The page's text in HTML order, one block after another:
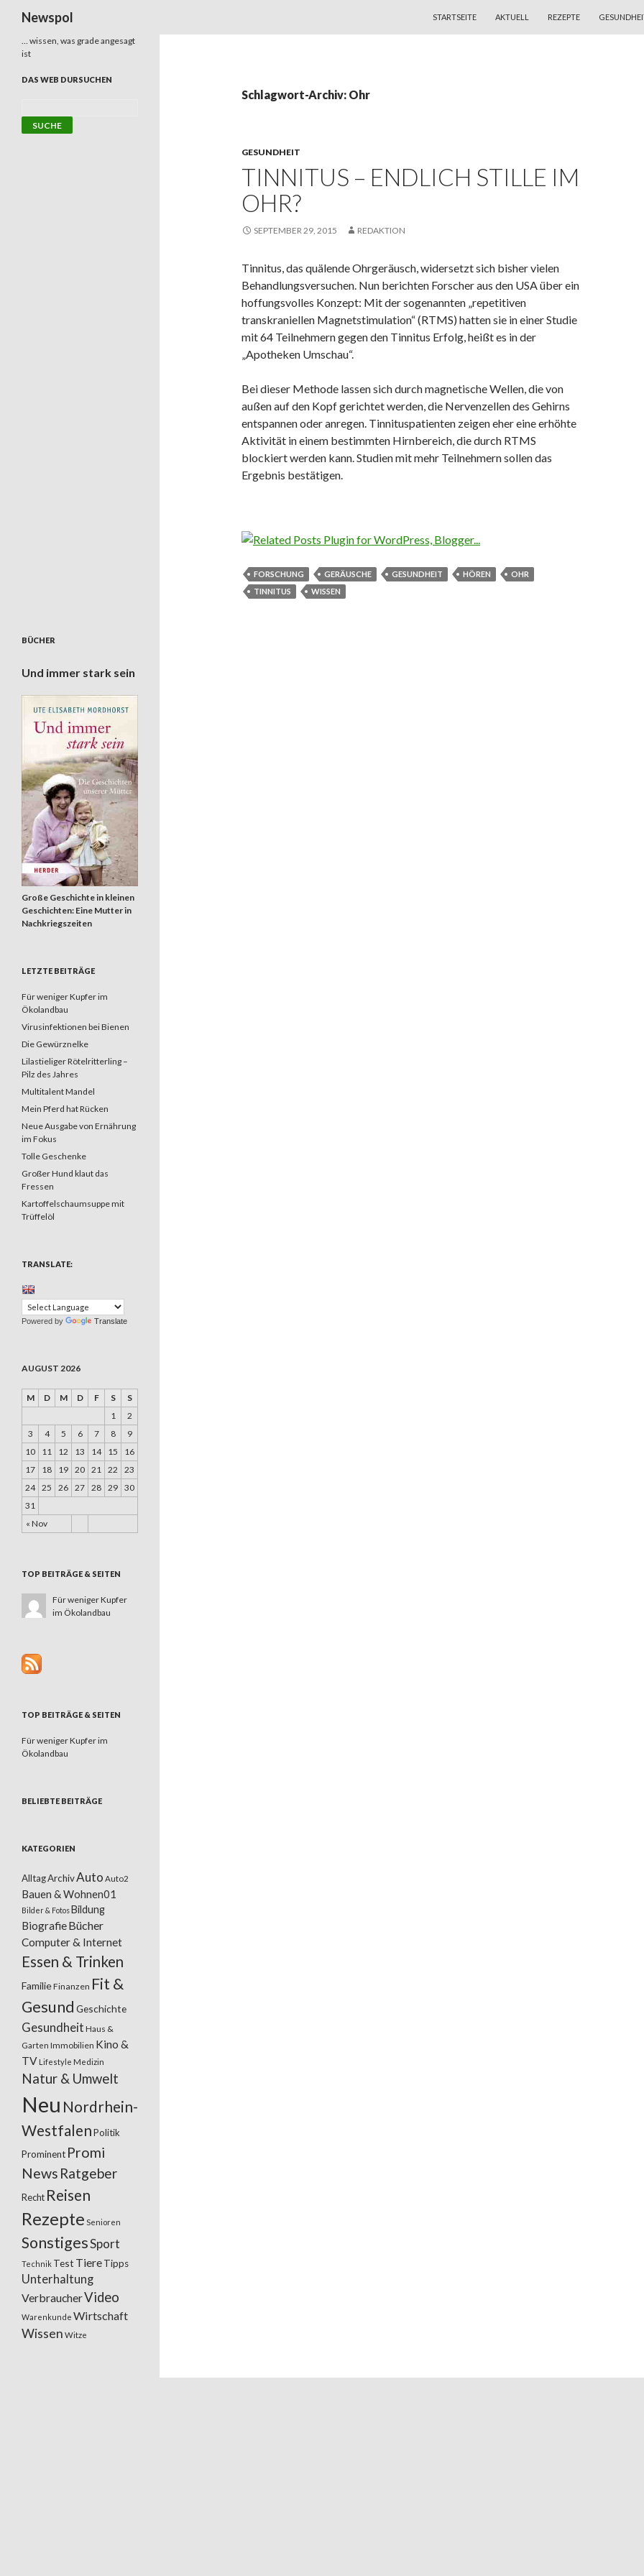
Newspol
STARTSEITE
AKTUELL REZEPTE
Schlagwort-Archiv: Ohr
GESUNDHEIT
TINNITUS – ENDLICH STILLE IM
OHR?
SEPTEMBER 29, 2015 REDAKTION
Tinnitus, das quälende Ohrgeräusch, widersetzt sich bisher vielen
Behandlungsversuchen. Nun berichten Forscher aus den USA über ein
hoffungsvolles Konzept: Mit der sogenannten „repetitiven
transkraniellen Magnetstimulation“ (RTMS) hatten sie in einer Studie
mit 64 Teilnehmern gegen den Tinnitus Erfolg, heißt es in der
„Apotheken Umschau“.
Bei dieser Methode lassen sich durch magnetische Wellen, die von
außen auf den Kopf gerichtet werden, die Nervenzellen des Gehirns
entspannen oder anregen. Tinnituspatienten zeigen eher eine erhöhte
Aktivität in einem bestimmten Hirnbereich, die durch RTMS
blockiert werden kann. Studien mit mehr Teilnehmern sollen das
Ergebnis bestätigen.
FORSCHUNG GERÄUSCHE GESUNDHEIT HÖREN
OHR
TINNITUS
WISSEN
… wissen, was grade angesagt
ist
DAS WEB DURSUCHEN
BÜCHER
Und immer stark sein
Große Geschichte in kleinen
Geschichten: Eine Mutter in
Nachkriegszeiten
LETZTE BEITRÄGE
Für weniger Kupfer im
Ökolandbau
Virusinfektionen bei Bienen
Die Gewürznelke
Lilastieliger Rötelritterling –
Pilz des Jahres
Multitalent Mandel
Mein Pferd hat Rücken
Neue Ausgabe von Ernährung
im Fokus
Tolle Geschenke
Großer Hund klaut das
Fressen
Kartoffelschaumsuppe mit
Trüffelöl
TRANSLATE:
Powered by Translate
AUGUST 2026
M D M D F S S
« Nov
1
2
3
4 5 6 7 8
9
10
11 12 13 14 15
16
17
18 19 20 21 22
23
24 25 26 27 28 29 30
31
TOP BEITRÄGE & SEITEN
Für weniger Kupfer
im Ökolandbau
TOP BEITRÄGE & SEITEN
Für weniger Kupfer im
Ökolandbau
BELIEBTE BEITRÄGE
KATEGORIEN
AlltagArchivAuto Auto2
Bauen & Wohnen01
Bilder & FotosBildung
BiografieBücher
Computer & Internet
Essen & Trinken
FamilieFinanzen Fit &
Gesund Geschichte
Gesundheit Haus &
Garten Immobilien Kino &
TV Lifestyle Medizin
Natur & Umwelt
Neu Nordrhein-
WestfalenPolitik
Prominent Promi
News Ratgeber
Recht Reisen
Rezepte Senioren
SonstigesSport
Technik Test TiereTipps
Unterhaltung
VerbraucherVideo
Warenkunde Wirtschaft
Wissen Witze